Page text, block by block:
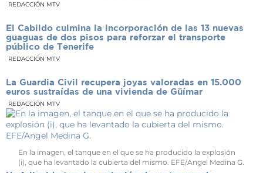
REDACCIÓN MTV
El Cabildo culmina la incorporación de las 13 nuevas
guaguas de dos pisos para reforzar el transporte
público de Tenerife
REDACCIÓN MTV
La Guardia Civil recupera joyas valoradas en 15.000
euros sustraídas de una vivienda de Güímar
REDACCIÓN MTV
En la imagen, el tanque en el que se ha producido la explosión
(i), que ha levantado la cubierta del mismo. EFE/Angel Medina G.